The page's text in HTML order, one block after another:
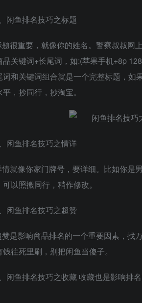
闲鱼排名技巧之标题
很重要，就像你的姓名。警察叔叔网
品关键词+长尾词，如:(苹果手机+8p
词和关键词组合就是一个完整标题，如
，抄同行，抄淘宝。
闲鱼排名技巧之情详
就像你家门牌号，要详细。比如你是
以照搬同行，稍作修改。
闲鱼排名技巧之超赞
赞是影响商品排名的一个重要因素，找
钱往死里刷，别把闲鱼当傻子。
闲鱼排名技巧之收藏 收藏也是影响排